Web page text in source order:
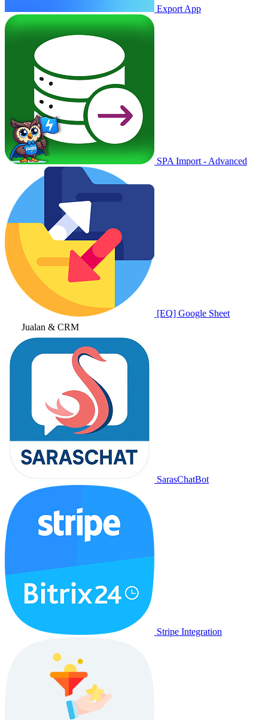
Export App
SPA Import - Advanced
[EQ] Google Sheet
Jualan & CRM
SarasChatBot
Stripe Integration